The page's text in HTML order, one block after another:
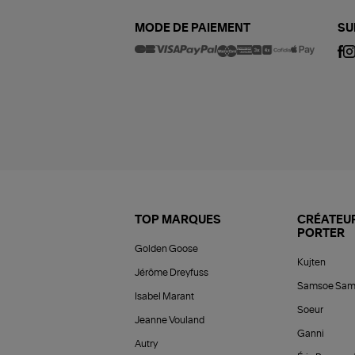
MODE DE PAIEMENT
TOP MARQUES
Golden Goose
Jérôme Dreyfuss
Isabel Marant
Jeanne Vouland
Autry
PORTER
Kujten
Samsoe
Soeur
Ganni